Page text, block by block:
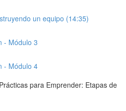
un equipo (14:35)
- Módulo 3
- Módulo 4
para Emprender: Etapas de